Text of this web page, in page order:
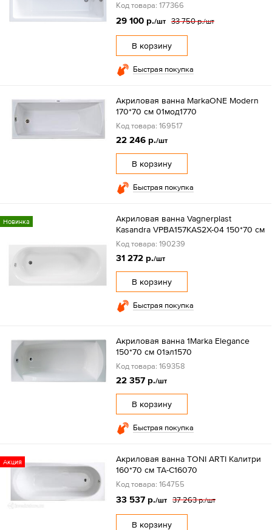
Код товара: 177366
29 100 р./шт 33 750 р./шт
В корзину
Быстрая покупка
Акриловая ванна MarkaONE Modern
170*70 см 01мод1770
Код товара: 169517
22 246 р./шт
В корзину
Быстрая покупка
Новинка
Акриловая ванна Vagnerplast
Kasandra VPBA157KAS2X-04 150*70 см
Код товара: 190239
31 272 р./шт
В корзину
Быстрая покупка
Акриловая ванна 1Marka Elegance
150*70 см 01эл1570
Код товара: 169358
22 357 р./шт
В корзину
Быстрая покупка
Акция
Акриловая ванна TONI ARTI Калитри
160*70 см TA-C16070
Код товара: 164755
33 537 р./шт 37 263 р./шт
В корзину